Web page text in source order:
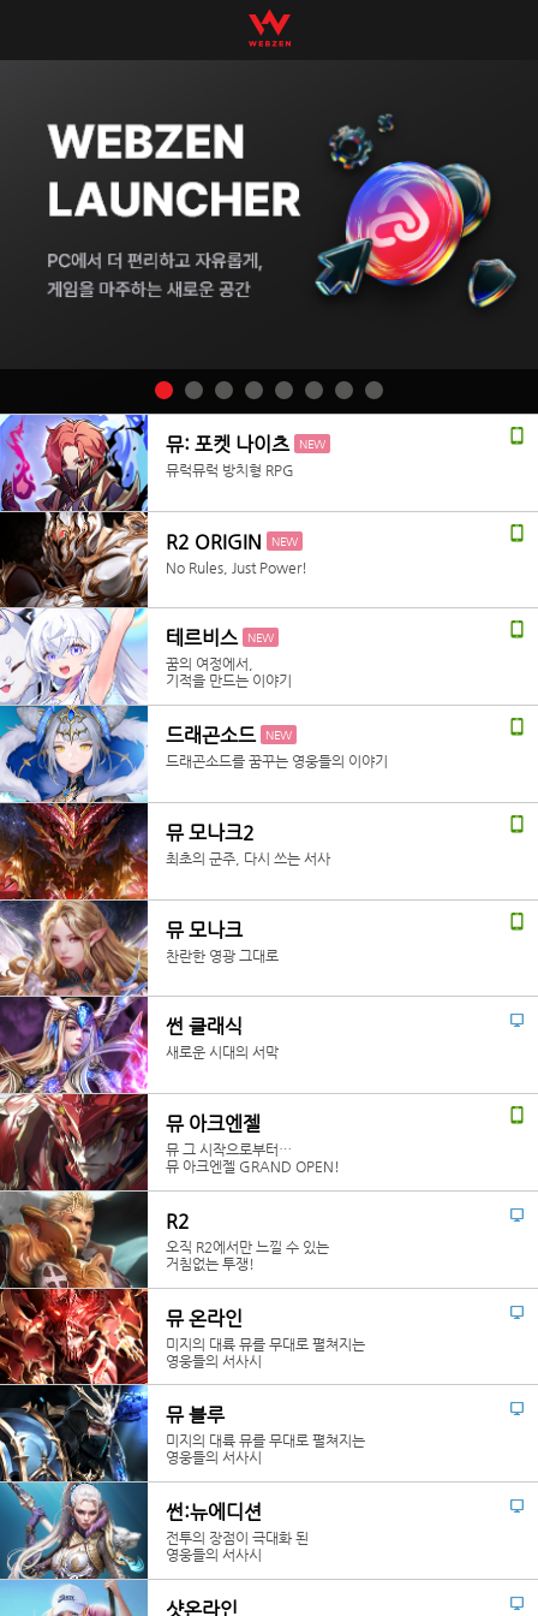
뮤: 포켓 나이츠 NEW
뮤럭뮤럭 방치형 RPG
R2 ORIGIN NEW
No Rules, Just Power!
테르비스 NEW
꿈의 여정에서,
기적을 만드는 이야기
드래곤소드 NEW
드래곤소드를 꿈꾸는 영웅들의 이야기
뮤 모나크2
최초의 군주, 다시 쓰는 서사
뮤 모나크
찬란한 영광 그대로
썬 클래식
새로운 시대의 서막
뮤 아크엔젤
뮤 그 시작으로부터…
뮤 아크엔젤 GRAND OPEN!
R2
오직 R2에서만 느낄 수 있는
거침없는 투쟁!
뮤 온라인
미지의 대륙 뮤를 무대로 펼쳐지는
영웅들의 서사시
뮤 블루
미지의 대륙 뮤를 무대로 펼쳐지는
영웅들의 서사시
썬:뉴에디션
전투의 장점이 극대화 된
영웅들의 서사시
샷온라인